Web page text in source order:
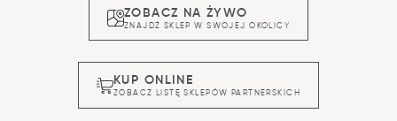
ZOBACZ NA ŻYWO
ZNAJDŹ SKLEP W SWOJEJ OKOLICY
KUP ONLINE
ZOBACZ LISTĘ SKLEPÓW PARTNERSKICH